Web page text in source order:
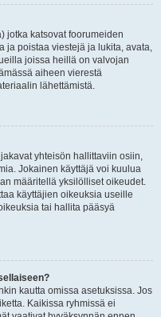
jotka katsovat foorumeiden
ja poistaa viestejä ja lukita, avata,
joissa heillä on valvojan
aiheen vierestä
lähettämistä.
yhteisön hallittaviin osiin,
Jokainen käyttäjä voi kuulua
määritellä yksilölliset oikeudet.
käyttäjien oikeuksia useille
tai hallita pääsyä
kautta omissa asetuksissa. Jos
Kaikissa ryhmissä ei